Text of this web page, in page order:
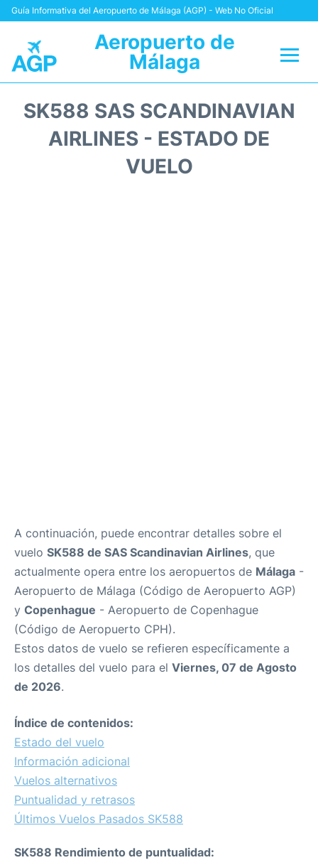
Guía Informativa del Aeropuerto de Málaga (AGP) - Web No Oficial
Aeropuerto de
Málaga
SK588 SAS SCANDINAVIAN
AIRLINES - ESTADO DE
VUELO
A continuación, puede encontrar detalles sobre el
vuelo SK588 de SAS Scandinavian Airlines, que
actualmente opera entre los aeropuertos de Málaga -
Aeropuerto de Málaga (Código de Aeropuerto AGP)
y Copenhague - Aeropuerto de Copenhague
(Código de Aeropuerto CPH).
Estos datos de vuelo se refieren específicamente a
los detalles del vuelo para el Viernes, 07 de Agosto
de 2026.
Índice de contenidos:
Estado del vuelo
Información adicional
Vuelos alternativos
Puntualidad y retrasos
Últimos Vuelos Pasados SK588
SK588 Rendimiento de puntualidad: